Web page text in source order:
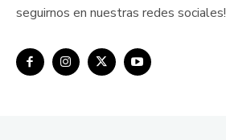
seguirnos en nuestras redes sociales!